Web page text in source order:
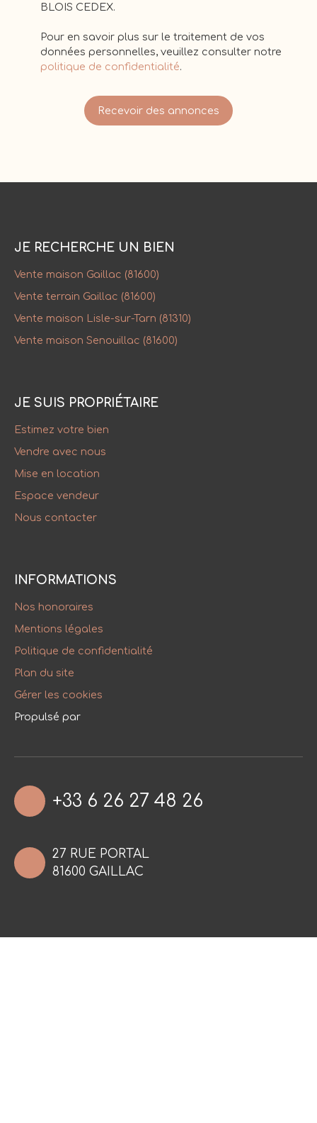
BLOIS CEDEX.
Pour en savoir plus sur le traitement de vos
données personnelles, veuillez consulter notre
politique de confidentialité.
Recevoir des annonces
JE RECHERCHE UN BIEN
Vente maison Gaillac (81600)
Vente terrain Gaillac (81600)
Vente maison Lisle-sur-Tarn (81310)
Vente maison Senouillac (81600)
JE SUIS PROPRIÉTAIRE
Estimez votre bien
Vendre avec nous
Mise en location
Espace vendeur
Nous contacter
INFORMATIONS
Nos honoraires
Mentions légales
Politique de confidentialité
Plan du site
Gérer les cookies
Propulsé par
+33 6 26 27 48 26
27 RUE PORTAL
81600 GAILLAC